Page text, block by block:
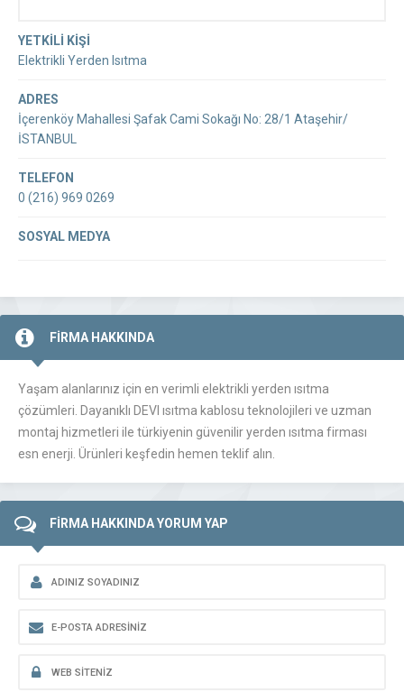
YETKİLİ KİŞİ
Elektrikli Yerden Isıtma
ADRES
İçerenköy Mahallesi Şafak Cami Sokağı No: 28/1 Ataşehir/
İSTANBUL
TELEFON
0 (216) 969 0269
SOSYAL MEDYA
FİRMA HAKKINDA
Yaşam alanlarınız için en verimli elektrikli yerden ısıtma
çözümleri. Dayanıklı DEVI ısıtma kablosu teknolojileri ve uzman
montaj hizmetleri ile türkiyenin güvenilir yerden ısıtma firması
esn enerji. Ürünleri keşfedin hemen teklif alın.
FİRMA HAKKINDA YORUM YAP